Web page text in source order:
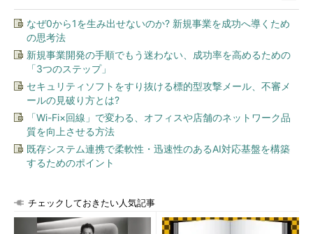
北川氏は「SQL Server 2012にはI/O削減やI/O競合を防止する
機能もある」としつつも、「反応が遅いとユーザーは分析を諦め
てしまいます。それよりも（性能改善のインパクトが大きい）フ
ラッシュメモリストレージの採用を」と推奨していました。フラ
ッシュメモリがより現実味を帯びてきました。
なぜ0から1を生み出せないのか? 新規事業を成功へ導くため
の思考法
新規事業開発の手順でもう迷わない、成功率を高めるための
「3つのステップ」
セキュリティソフトをすり抜ける標的型攻撃メール、不審メ
ールの見破り方とは?
「Wi-Fi×回線」で変わる、オフィスや店舗のネットワーク品
質を向上させる方法
既存システム連携で柔軟性・迅速性のあるAI対応基盤を構築
するためのポイント
チェックしておきたい人気記事